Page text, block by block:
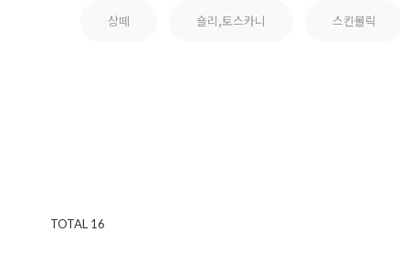
상떼 숄리,토스카니 스킨볼릭
TOTAL 16